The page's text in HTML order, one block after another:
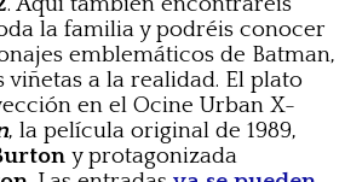
la familia y podréis conocer
emblemáticos de Batman,
viñetas a la realidad. El plato
en el Ocine Urban X-
, la película original de 1989,
y protagonizada